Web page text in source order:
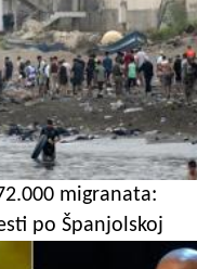
migranata:
po Španjolskoj